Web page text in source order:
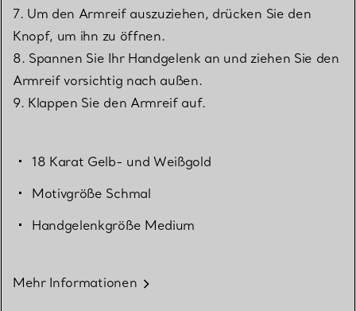
7. Um den Armreif auszuziehen, drücken Sie den
Knopf, um ihn zu öffnen.
8. Spannen Sie Ihr Handgelenk an und ziehen Sie den
Armreif vorsichtig nach außen.
9. Klappen Sie den Armreif auf.
18 Karat Gelb- und Weißgold
Motivgröße Schmal
Handgelenkgröße Medium
Mehr Informationen